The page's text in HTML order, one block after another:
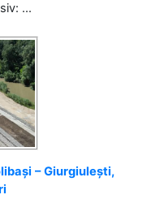
...
– Giurgiulești,